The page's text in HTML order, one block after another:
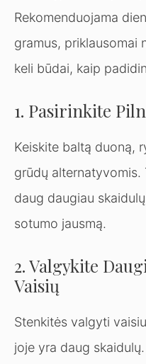
Rekomenduojama
gramus, priklausomai
keli būdai, kaip
1. Pasirinkite
Keiskite baltą duoną,
grūdų
daug daugiau
sotumo jausmą.
2. Valgykite
Vaisių
Stenkitės valgyti
joje yra daug